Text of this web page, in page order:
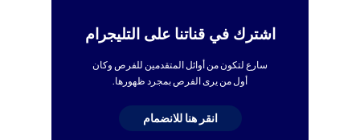
اشترك في قناتنا على التليجرام
سارع لتكون من أوائل المتقدمين للفرص وكان
أول من يرى الفرص بمجرد ظهورها.
انقر هنا للانضمام